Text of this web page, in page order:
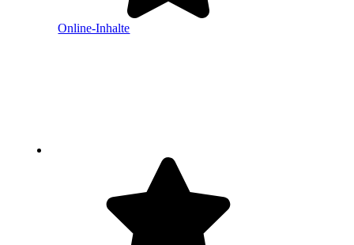
Online-Inhalte